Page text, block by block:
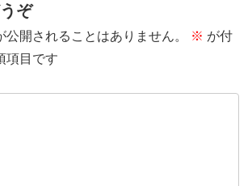
ぞ
公開されることはありません。 ※ が付
項目です